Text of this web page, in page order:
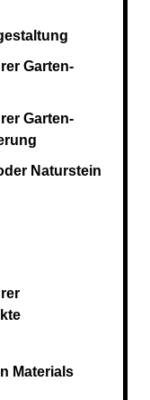
Garten-
Garten-
Naturstein
Materials